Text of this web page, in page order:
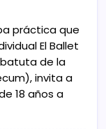
práctica que
El Ballet
batuta de la
invita a
18 años a